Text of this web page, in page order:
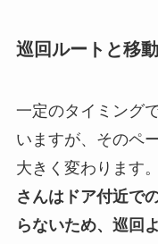
巡回ルートと移
一定のタイミング
いますが、そのペ
大きく変わります。
さんはドア付近で
らないため、巡回